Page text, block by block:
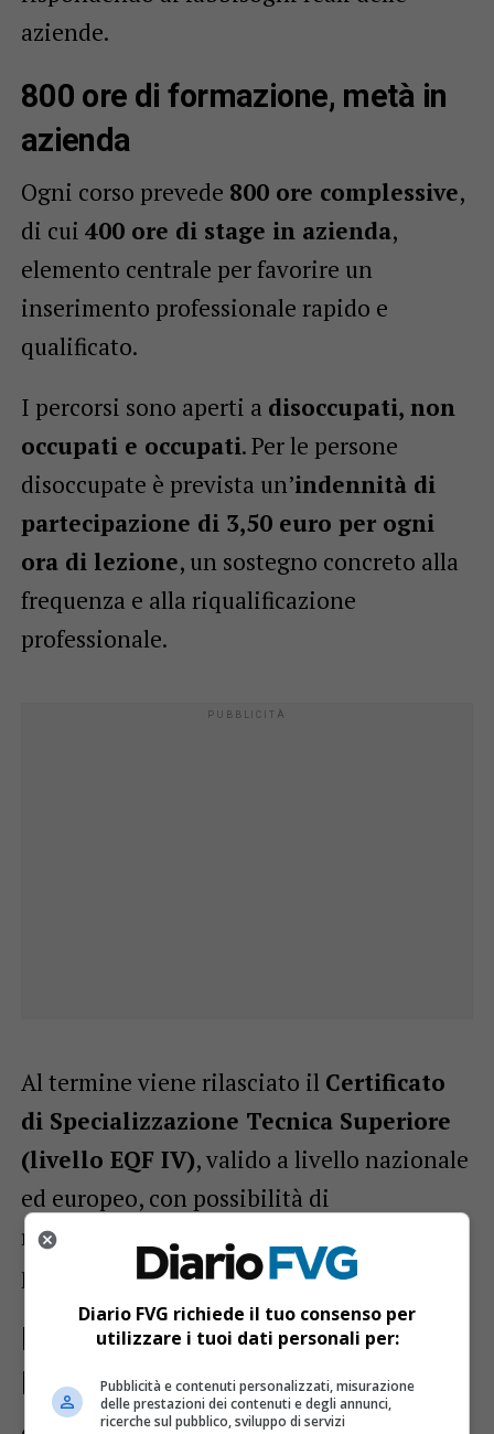
aziende.
800 ore di formazione, metà in
azienda
Ogni corso prevede 800 ore complessive,
di cui 400 ore di stage in azienda,
elemento centrale per favorire un
inserimento professionale rapido e
qualificato.
I percorsi sono aperti a disoccupati, non
occupati e occupati. Per le persone
disoccupate è prevista un’indennità di
partecipazione di 3,50 euro per ogni
ora di lezione, un sostegno concreto alla
frequenza e alla riqualificazione
professionale.
Al termine viene rilasciato il Certificato
di Specializzazione Tecnica Superiore
(livello EQF IV), valido a livello nazionale
ed europeo, con possibilità di
riconoscimento dei crediti formativi da
parte delle università regionali.
Le sedi e i corsi in partenza in
Friuli-Venezia Giulia
Diario FVG richiede il tuo consenso per
utilizzare i tuoi dati personali per:
Pubblicità e contenuti personalizzati, misurazione
delle prestazioni dei contenuti e degli annunci,
ricerche sul pubblico, sviluppo di servizi